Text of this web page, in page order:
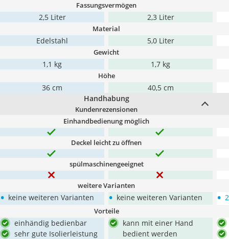
Fassungsvermögen
2,5 Liter 2,3 Liter
Material
Edelstahl 5,0 Liter
Gewicht
1,1 kg 1,7 kg
Höhe
36 cm
40,5 cm
Handhabung
Kundenrezensionen
Einhandbedienung möglich
Deckel leicht zu öffnen
spülmaschinengeeignet
weitere Varianten
• keine weiteren Varianten • keine weiteren Varianten •
Vorteile
einhändig bedienbar
sehr gute Isolierleistung
kann mit einer Hand
bedient werden